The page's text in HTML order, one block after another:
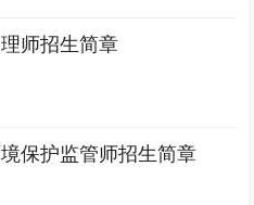
师招生简章
保护监管师招生简章